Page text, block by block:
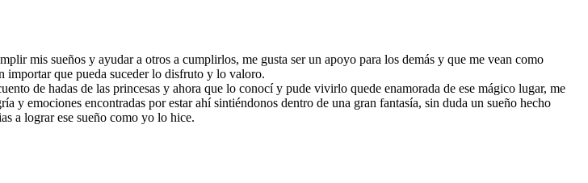
mis sueños y ayudar a otros a cumplirlos, me gusta ser un apoyo para los demás y que me vean como
que pueda suceder lo disfruto y lo valoro.
de hadas de las princesas y ahora que lo conocí y pude vivirlo quede enamorada de ese mágico lugar, me
y emociones encontradas por estar ahí sintiéndonos dentro de una gran fantasía, sin duda un sueño hecho
a lograr ese sueño como yo lo hice.